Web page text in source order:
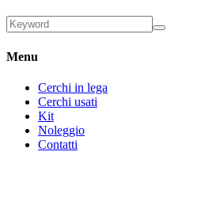
Menu
Cerchi in lega
Cerchi usati
Kit
Noleggio
Contatti